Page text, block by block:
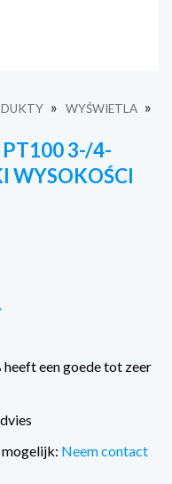
» WYŚWIETLA »
3-/4-
WYSOKOŚCI
heeft een goede tot zeer
Neem contact